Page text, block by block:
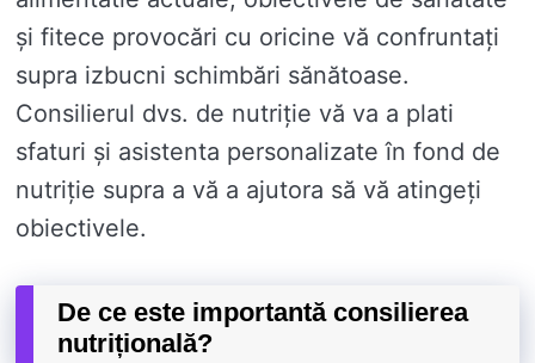
și fitece provocări cu oricine vă confruntați
supra izbucni schimbări sănătoase.
Consilierul dvs. de nutriție vă va a plati
sfaturi și asistenta personalizate în fond de
nutriție supra a vă a ajutora să vă atingeți
obiectivele.
De ce este importantă consilierea
nutrițională?